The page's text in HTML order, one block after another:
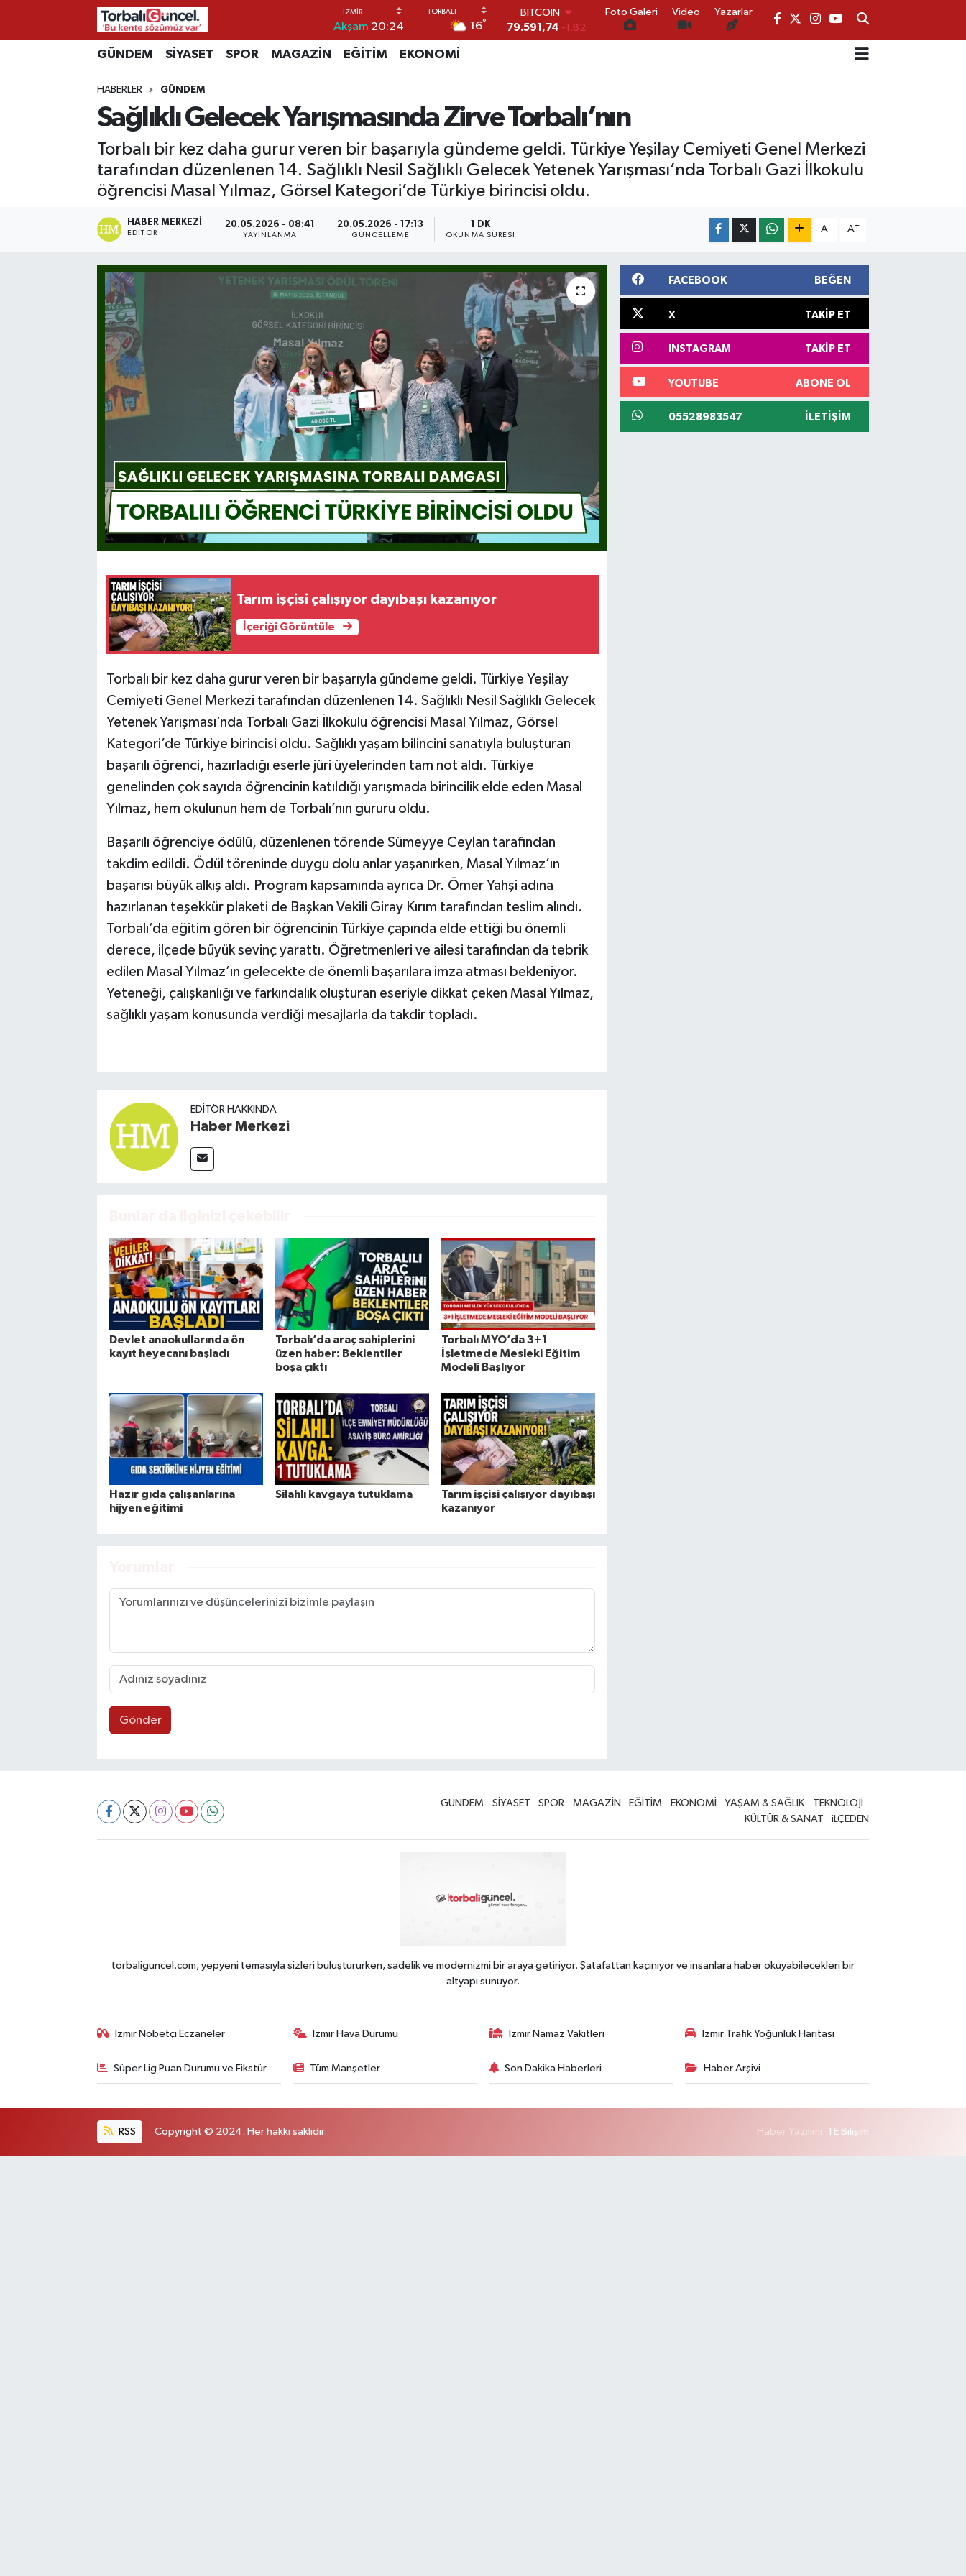
Akşam 20:24 16°
DOLAR
45,43620 0.02
G.ALTIN
6862,09000 0.19
14.598,00
Foto Galeri Video Yazarlar
GÜNDEM SİYASET SPOR MAGAZİN EĞİTİM EKONOMİ
HABERLER GÜNDEM
Sağlıklı Gelecek Yarışmasında Zirve Torbalı’nın
Torbalı bir kez daha gurur veren bir başarıyla gündeme geldi. Türkiye Yeşilay Cemiyeti Genel Merkezi
tarafından düzenlenen 14. Sağlıklı Nesil Sağlıklı Gelecek Yetenek Yarışması’nda Torbalı Gazi İlkokulu
öğrencisi Masal Yılmaz, Görsel Kategori’de Türkiye birincisi oldu.
HABER MERKEZI
EDITÖR
20.05.2026 - 08:41
YAYINLANMA
20.05.2026 - 17:13
GÜNCELLEME
1 DK
OKUNMA SÜRESI
A- A+
Tarım işçisi çalışıyor dayıbaşı kazanıyor
İçeriği Görüntüle
Torbalı bir kez daha gurur veren bir başarıyla gündeme geldi. Türkiye Yeşilay
Cemiyeti Genel Merkezi tarafından düzenlenen 14. Sağlıklı Nesil Sağlıklı Gelecek
Yetenek Yarışması’nda Torbalı Gazi İlkokulu öğrencisi Masal Yılmaz, Görsel
Kategori’de Türkiye birincisi oldu. Sağlıklı yaşam bilincini sanatıyla buluşturan
başarılı öğrenci, hazırladığı eserle jüri üyelerinden tam not aldı. Türkiye
genelinden çok sayıda öğrencinin katıldığı yarışmada birincilik elde eden Masal
Yılmaz, hem okulunun hem de Torbalı’nın gururu oldu.
Başarılı öğrenciye ödülü, düzenlenen törende Sümeyye Ceylan tarafından
takdim edildi. Ödül töreninde duygu dolu anlar yaşanırken, Masal Yılmaz’ın
başarısı büyük alkış aldı. Program kapsamında ayrıca Dr. Ömer Yahşi adına
hazırlanan teşekkür plaketi de Başkan Vekili Giray Kırım tarafından teslim alındı.
Torbalı’da eğitim gören bir öğrencinin Türkiye çapında elde ettiği bu önemli
derece, ilçede büyük sevinç yarattı. Öğretmenleri ve ailesi tarafından da tebrik
edilen Masal Yılmaz’ın gelecekte de önemli başarılara imza atması bekleniyor.
Yeteneği, çalışkanlığı ve farkındalık oluşturan eseriyle dikkat çeken Masal Yılmaz,
sağlıklı yaşam konusunda verdiği mesajlarla da takdir topladı.
EDITÖR HAKKINDA
Haber Merkezi
Devlet anaokullarında ön
kayıt heyecanı başladı
Torbalı’da araç sahiplerini
üzen haber: Beklentiler
boşa çıktı
Torbalı MYO’da 3+1
İşletmede Mesleki Eğitim
Modeli Başlıyor
Hazır gıda çalışanlarına
hijyen eğitimi
Silahlı kavgaya tutuklama
Tarım işçisi çalışıyor dayıbaşı
kazanıyor
Gönder
FACEBOOK BEĞEN
X TAKIP ET
INSTAGRAM TAKIP ET
YOUTUBE ABONE OL
05528983547 İLETIŞIM
GÜNDEM SİYASET SPOR MAGAZİN EĞİTİM EKONOMİ YAŞAM & SAĞLIK
TEKNOLOJİ
KÜLTÜR & SANAT
iLÇEDEN
torbaliguncel.com, yepyeni temasıyla sizleri buluştururken, sadelik ve modernizmi bir araya getiriyor. Şatafattan kaçınıyor ve insanlara haber okuyabilecekleri bir
altyapı sunuyor.
İzmir Nöbetçi Eczaneler İzmir Hava Durumu İzmir Namaz Vakitleri İzmir Trafik Yoğunluk Haritası
Süper Lig Puan Durumu ve Fikstür Tüm Manşetler Son Dakika Haberleri Haber Arşivi
RSS Copyright © 2024. Her hakkı saklıdır. Haber Yazılımı: TE Bilişim
İzmir Nöbetçi Eczaneler
İzmir Hava Durumu
İzmir Namaz Vakitleri
İzmir Trafik Yoğunluk Haritası
Süper Lig Puan Durumu ve Fikstür
Tüm Manşetler
Son Dakika Haberleri
Haber Arşivi